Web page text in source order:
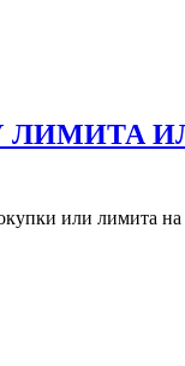
ЛИМИТА
или